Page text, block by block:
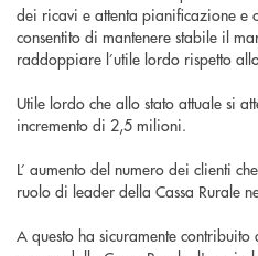
dei ricavi e attenta pianificazione e
consentito di mantenere stabile il
raddoppiare l’utile lordo rispetto
Utile lordo che allo stato attuale si
incremento di 2,5 milioni.
L’ aumento del numero dei clienti
ruolo di leader della Cassa Rurale
A questo ha sicuramente